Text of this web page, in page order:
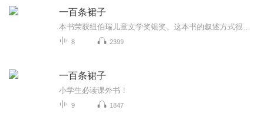
一百条裙子
8 2399
一百条裙子
小学生必读课外书！
9 1847